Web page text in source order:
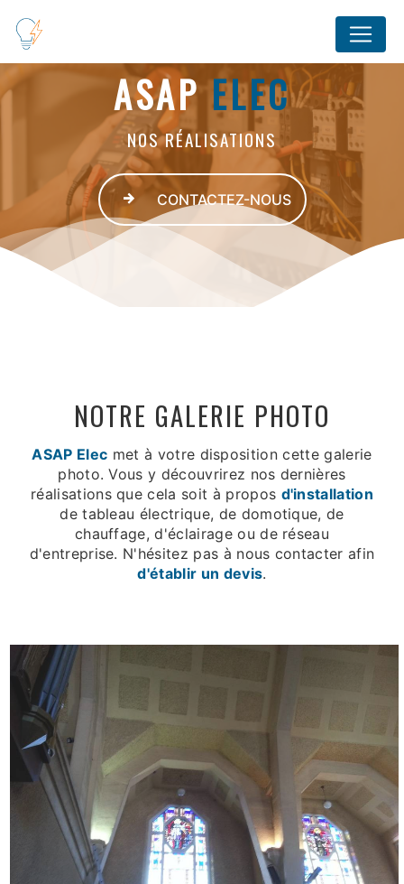
ASAPELEC
NOS RÉALISATIONS
CONTACTEZ-NOUS
NOTRE GALERIE PHOTO
ASAP Elec met à votre disposition cette galerie
photo. Vous y découvrirez nos dernières
réalisations que cela soit à propos d'installation
de tableau électrique, de domotique, de
chauffage, d'éclairage ou de réseau
d'entreprise. N'hésitez pas à nous contacter afin
d'établir un devis.